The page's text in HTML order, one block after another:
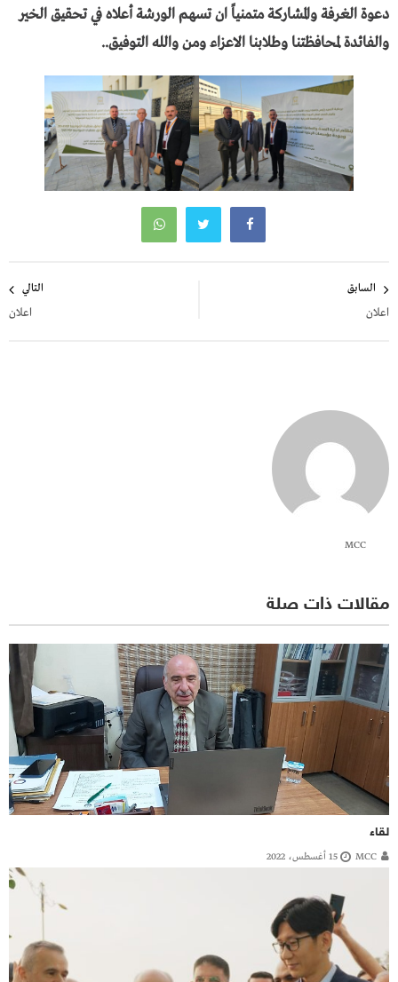
دعوة الغرفة والمشاركة متمنياً ان تسهم الورشة أعلاه في تحقيق الخير
والفائدة لمحافظتنا وطلابنا الاعزاء ومن والله التوفيق..
المقالات
السابق
اعلان
التالي
اعلان
MCC
مقالات ذات صلة
لقاء
MCC 15 أغسطس، 2022